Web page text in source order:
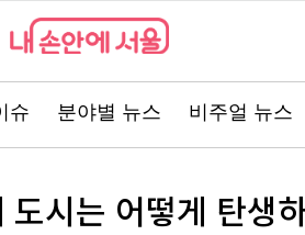
슈 분야별 뉴스 비주얼 뉴스
도시는 어떻게 탄생